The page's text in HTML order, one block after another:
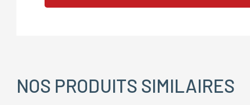
NOS PRODUITS SIMILAIRES